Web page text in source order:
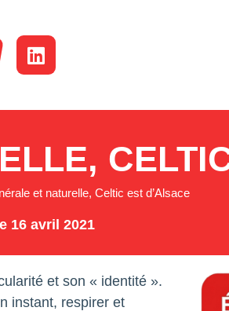
et naturelle, Celtic est d’Alsace
16 avril 2021
et son « identité ».
instant, respirer et